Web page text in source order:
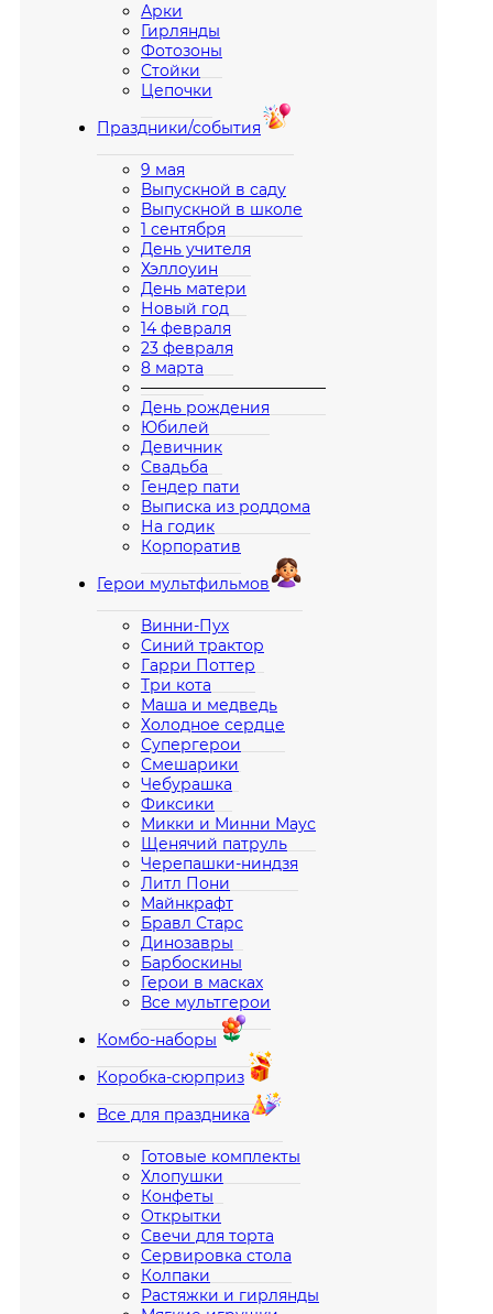
Арки
Гирлянды
Фотозоны
Стойки
Цепочки
Праздники/события
9 мая
Выпускной в саду
Выпускной в школе
1 сентября
День учителя
Хэллоуин
День матери
Новый год
14 февраля
23 февраля
8 марта
————————————
День рождения
Юбилей
Девичник
Свадьба
Гендер пати
Выписка из роддома
На годик
Корпоратив
Герои мультфильмов
Винни-Пух
Синий трактор
Гарри Поттер
Три кота
Маша и медведь
Холодное сердце
Супергерои
Смешарики
Чебурашка
Фиксики
Микки и Минни Маус
Щенячий патруль
Черепашки-ниндзя
Литл Пони
Майнкрафт
Бравл Старс
Динозавры
Барбоскины
Герои в масках
Все мультгерои
Комбо-наборы
Коробка-сюрприз
Все для праздника
Готовые комплекты
Хлопушки
Конфеты
Открытки
Свечи для торта
Сервировка стола
Колпаки
Растяжки и гирлянды